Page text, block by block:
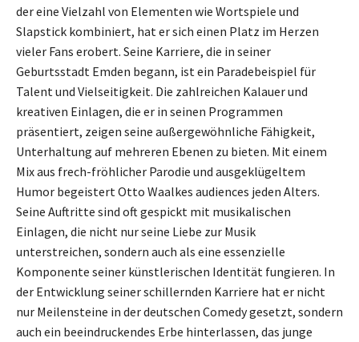
der eine Vielzahl von Elementen wie Wortspiele und
Slapstick kombiniert, hat er sich einen Platz im Herzen
vieler Fans erobert. Seine Karriere, die in seiner
Geburtsstadt Emden begann, ist ein Paradebeispiel für
Talent und Vielseitigkeit. Die zahlreichen Kalauer und
kreativen Einlagen, die er in seinen Programmen
präsentiert, zeigen seine außergewöhnliche Fähigkeit,
Unterhaltung auf mehreren Ebenen zu bieten. Mit einem
Mix aus frech-fröhlicher Parodie und ausgeklügeltem
Humor begeistert Otto Waalkes audiences jeden Alters.
Seine Auftritte sind oft gespickt mit musikalischen
Einlagen, die nicht nur seine Liebe zur Musik
unterstreichen, sondern auch als eine essenzielle
Komponente seiner künstlerischen Identität fungieren. In
der Entwicklung seiner schillernden Karriere hat er nicht
nur Meilensteine in der deutschen Comedy gesetzt, sondern
auch ein beeindruckendes Erbe hinterlassen, das junge